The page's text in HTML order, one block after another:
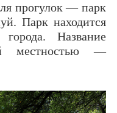
прогулок — парк
Парк находится
Название
местностью —